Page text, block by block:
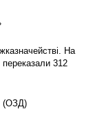
На
переказали 312
(ОЗД)